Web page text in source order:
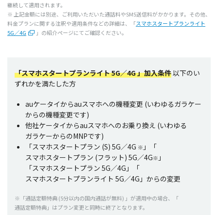
継続して適用されます。
※ 上記金額には別途、ご利用いただいた通話料やSMS送信料がかかります。その他、
料金プランに関する注釈や適用条件などの詳細は、 「スマホスタートプランライト
5G／4G
」の紹介ページにてご確認ください。
「スマホスタートプランライト 5G／4G 」加入条件以下のい
ずれかを満たした方
auケータイからauスマホへの機種変更 (いわゆるガラケー
からの機種変更です)
他社ケータイからauスマホへのお乗り換え (いわゆる
ガラケーからのMNPです)
「スマホスタートプラン (S) 5G／4G ※ 」「
スマホスタートプラン (フラット) 5G／4G※ 」
「スマホスタートプラン 5G／4G」「
スマホスタートプランライト 5G／4G」からの変更
※「通話定額特典(5分以内の国内通話が無料) 」が適用中の場合、「
通話定額特典」はプラン変更と同時に終了となります。